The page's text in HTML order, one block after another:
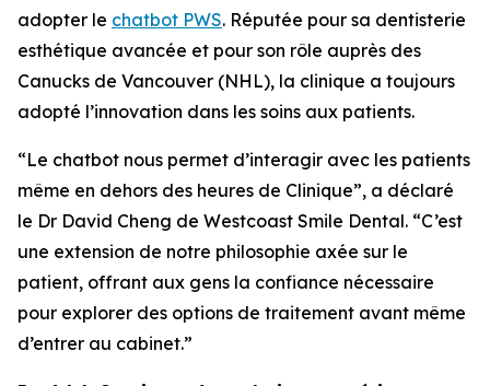
adopter le chatbot PWS. Réputée pour sa dentisterie
esthétique avancée et pour son rôle auprès des
Canucks de Vancouver (NHL), la clinique a toujours
adopté l’innovation dans les soins aux patients.
“Le chatbot nous permet d’interagir avec les patients
même en dehors des heures de Clinique”, a déclaré
le Dr David Cheng de Westcoast Smile Dental. “C’est
une extension de notre philosophie axée sur le
patient, offrant aux gens la confiance nécessaire
pour explorer des options de traitement avant même
d’entrer au cabinet.”